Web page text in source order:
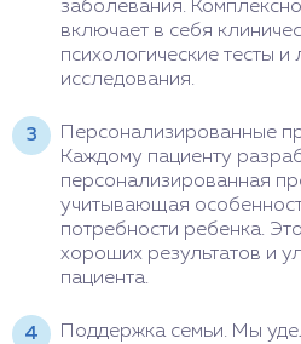
заболевания.
включает в себя
психологические тесты
исследования.
Персонализированные
Каждому пациенту
персонализированная
учитывающая
потребности ребенка.
хороших результатов и
пациента.
Поддержка семьи. Мы